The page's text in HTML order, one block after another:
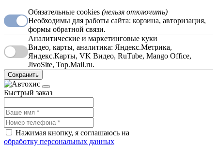
Обязательные cookies (нельзя отключить)
Необходимы для работы сайта: корзина, авторизация,
формы обратной связи.
Аналитические и маркетинговые куки
Видео, карты, аналитика: Яндекс.Метрика,
Яндекс.Карты, VK Видео, RuTube, Mango Office,
JivoSite, Top.Mail.ru.
Сохранить
Быстрый заказ
Нажимая кнопку, я соглашаюсь на
обработку персональных данных